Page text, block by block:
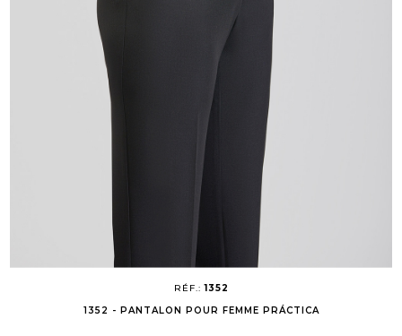
RÉF.:1352
1352 - PANTALON POUR FEMME PRÁCTICA